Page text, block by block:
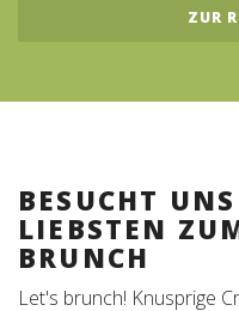
ZUR
BESUCHT
LIEBSTEN
BRUNCH
Let's brunch! Knusprige